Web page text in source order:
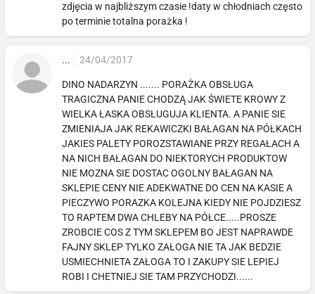
zdjęcia w najbliższym czasie !daty w chłodniach często
po terminie totalna porażka !
... 24/04/2017
DINO NADARZYN ....... PORAŻKA OBSŁUGA
TRAGICZNA PANIE CHODZĄ JAK ŚWIETE KROWY Z
WIELKA ŁASKA OBSŁUGUJA KLIENTA. A PANIE SIE
ZMIENIAJA JAK REKAWICZKI BAŁAGAN NA PÓŁKACH
JAKIES PALETY POROZSTAWIANE PRZY REGAŁACH A
NA NICH BAŁAGAN DO NIEKTORYCH PRODUKTOW
NIE MOZNA SIE DOSTAC OGOLNY BAŁAGAN NA
SKLEPIE CENY NIE ADEKWATNE DO CEN NA KASIE A
PIECZYWO PORAZKA KOLEJNA KIEDY NIE POJDZIESZ
TO RAPTEM DWA CHLEBY NA PÓŁCE.....PROSZE
ZROBCIE COS Z TYM SKLEPEM BO JEST NAPRAWDE
FAJNY SKLEP TYLKO ZAŁOGA NIE TA JAK BEDZIE
USMIECHNIETA ZAŁOGA TO I ZAKUPY SIE LEPIEJ
ROBI I CHETNIEJ SIE TAM PRZYCHODZI......